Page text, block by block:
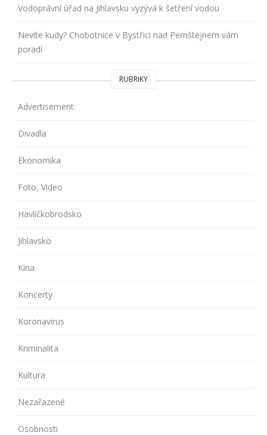
Vodoprávní úřad na Jihlavsku vyzývá k šetření vodou
Nevíte kudy? Chobotnice v Bystřici nad Pernštejnem vám
poradí
RUBRIKY
Advertisement
Divadla
Ekonomika
Foto, Video
Havlíčkobrodsko
Jihlavsko
Kina
Koncerty
Koronavirus
Kriminalita
Kultura
Nezařazené
Osobnosti